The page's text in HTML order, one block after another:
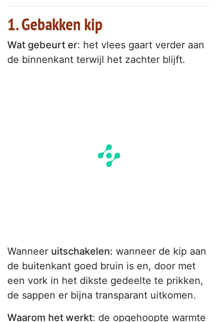
1. Gebakken kip
Wat gebeurt er: het vlees gaart verder aan
de binnenkant terwijl het zachter blijft.
Wanneer uitschakelen: wanneer de kip aan
de buitenkant goed bruin is en, door met
een vork in het dikste gedeelte te prikken,
de sappen er bijna transparant uitkomen.
Waarom het werkt: de opgehoopte warmte